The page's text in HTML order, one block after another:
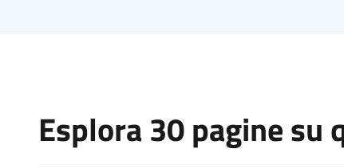
Esplora 30 pagine su